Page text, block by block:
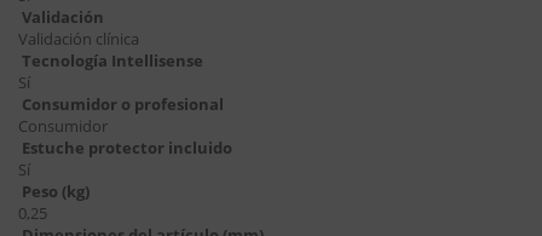
Validación
Validación clínica
Tecnología Intellisense
Sí
Consumidor o profesional
Consumidor
Estuche protector incluido
Sí
Peso (kg)
0,25